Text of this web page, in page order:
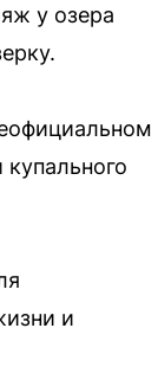
у озера
и